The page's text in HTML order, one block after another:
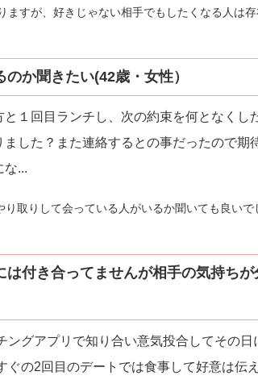
ますが、好きじゃない相手でもしたくなる人は存
か聞きたい(42歳・女性）
１回目ランチし、次の約束を何となくし
ました？また連絡するとの事だったので期
な...
り取りして会っている人がいるか聞いても良いで
付き合ってませんが相手の気持ち
ングアプリで知り合い意気投合してその日
ぐの2回目のデートでは食事して好意は伝